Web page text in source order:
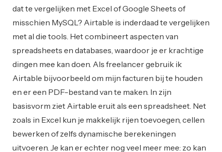
dat te vergelijken met Excel of Google Sheets of
misschien MySQL? Airtable is inderdaad te vergelijken
met al die tools. Het combineert aspecten van
spreadsheets en databases, waardoor je er krachtige
dingen mee kan doen. Als freelancer gebruik ik
Airtable bijvoorbeeld om mijn facturen bij te houden
en er een PDF-bestand van te maken. In zijn
basisvorm ziet Airtable eruit als een spreadsheet. Net
zoals in Excel kun je makkelijk rijen toevoegen, cellen
bewerken of zelfs dynamische berekeningen
uitvoeren. Je kan er echter nog veel meer mee: zo kan